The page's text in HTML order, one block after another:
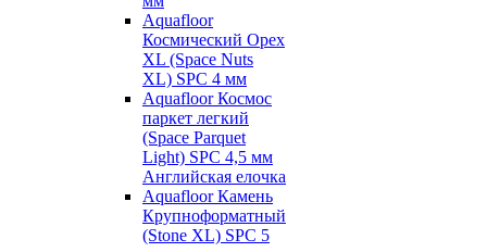
Aquafloor
Космический Орех
XL (Space Nuts
XL) SPC 4 мм
Aquafloor Космос
паркет легкий
(Space Parquet
Light) SPC 4,5 мм
Английская елочка
Aquafloor Камень
Крупноформатный
(Stone XL) SPC 5